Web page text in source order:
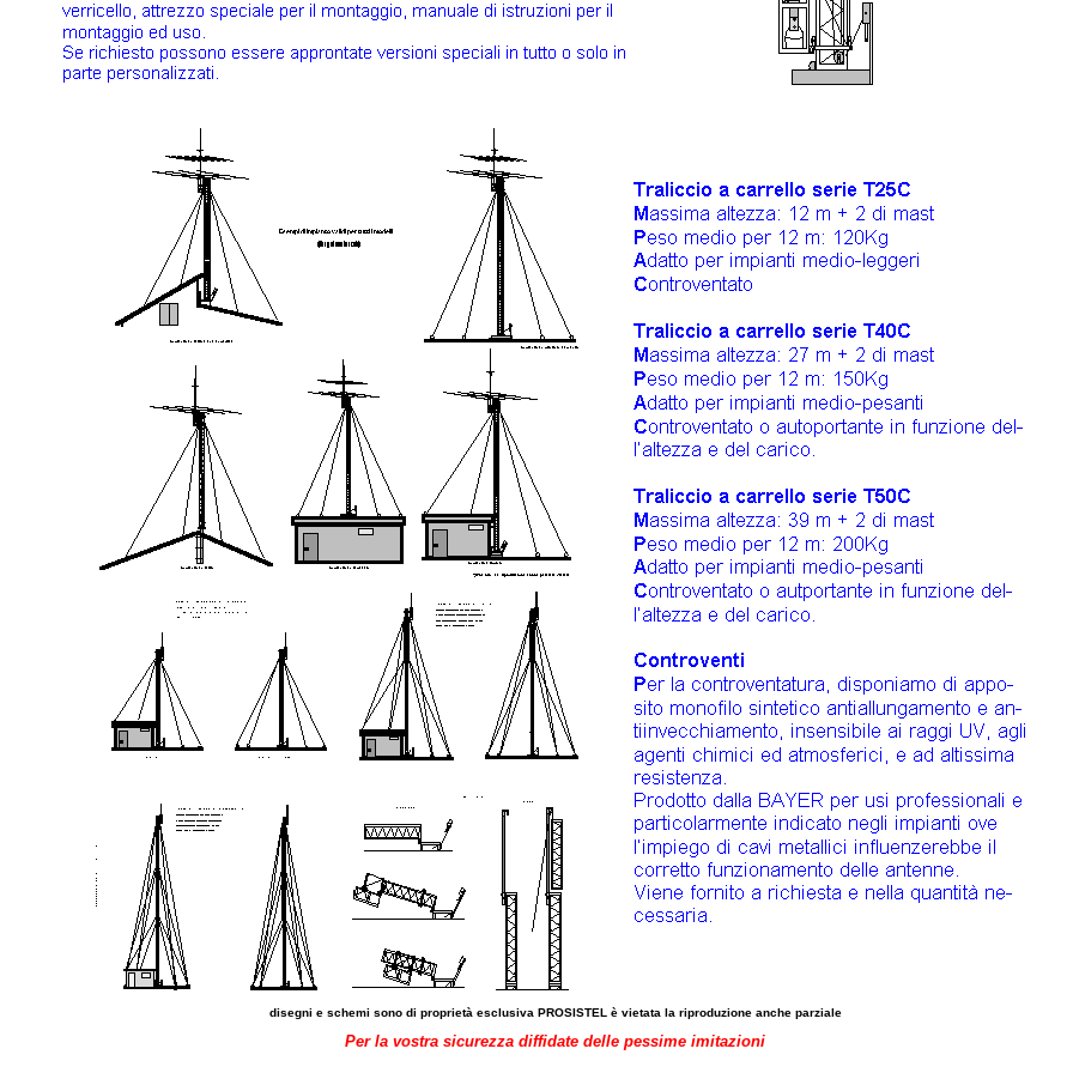
disegni e schemi sono di proprietà esclusiva PROSISTEL è vietata la riproduzione anche parziale
Per la vostra sicurezza diffidate delle pessime imitazioni